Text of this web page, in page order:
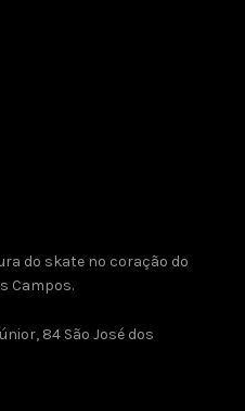
do skate no coração do
Campos.
84 São José dos